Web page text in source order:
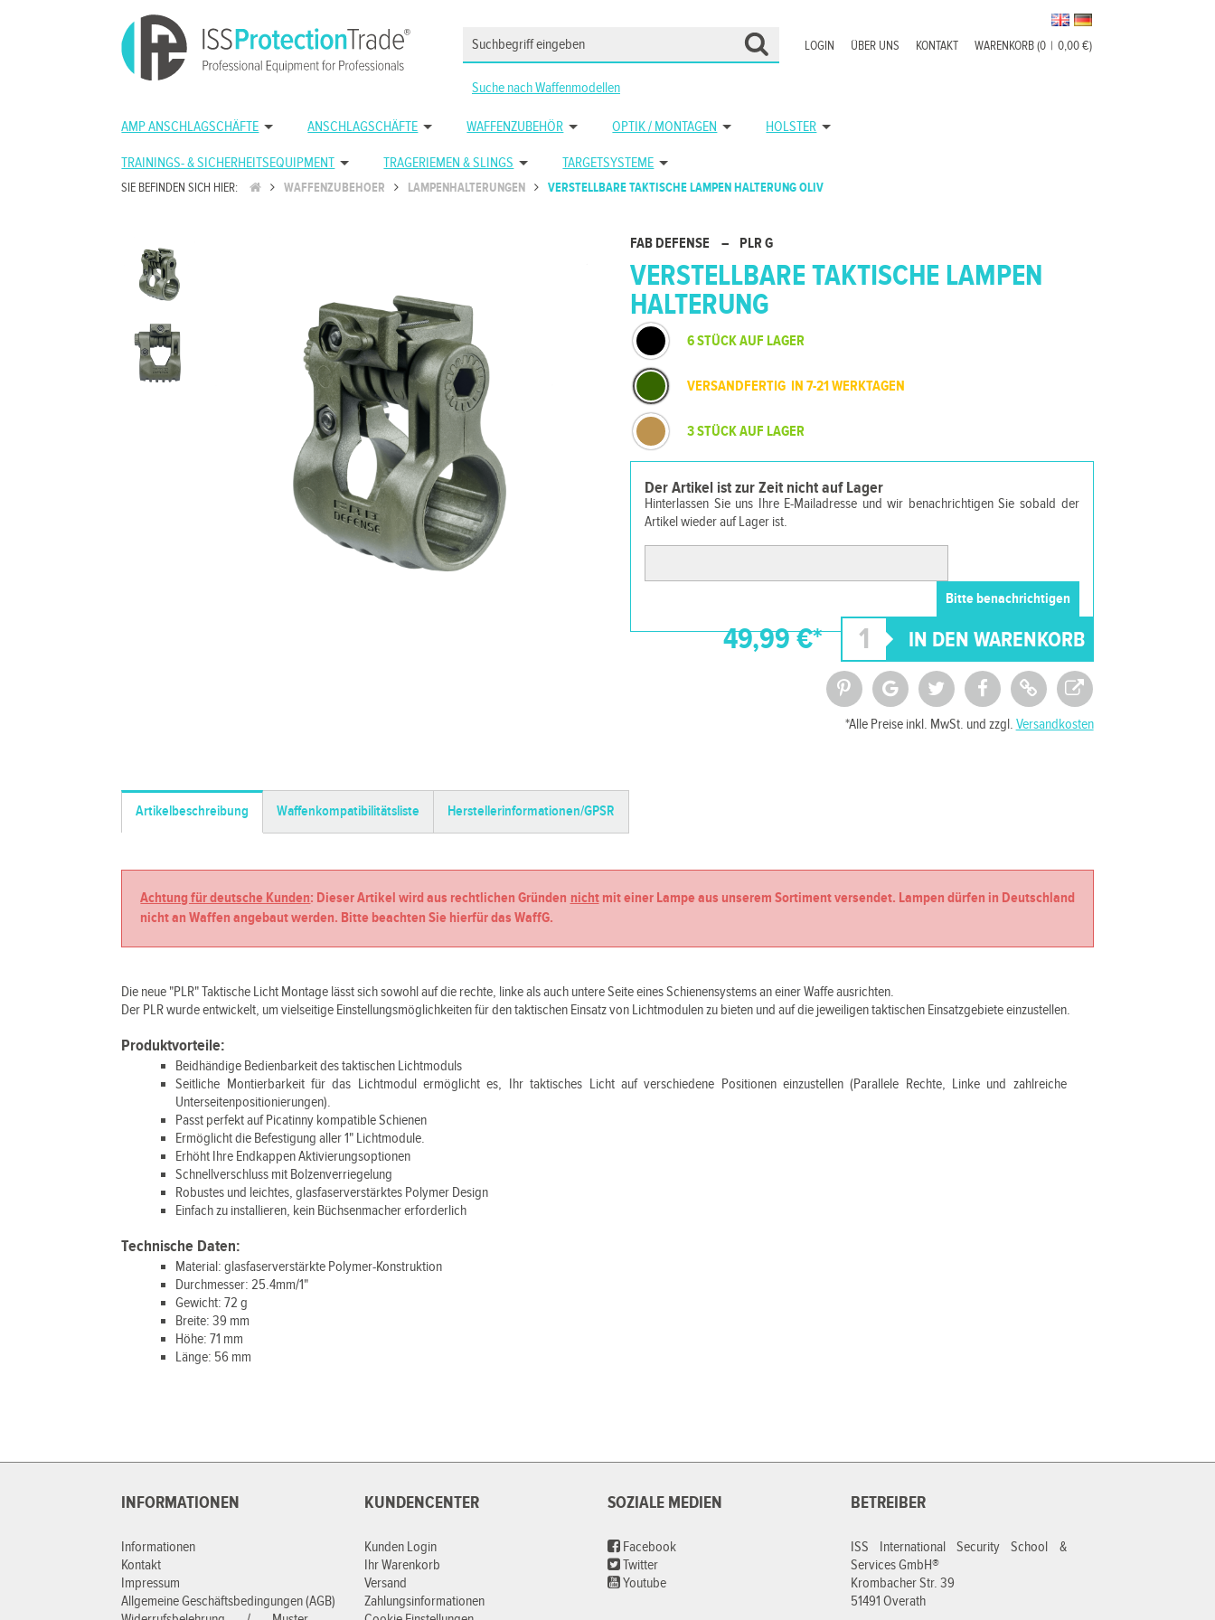
WARENKORB (0 | 0,00 €)
KONTAKT
ÜBER UNS
LOGIN
Suche nach Waffenmodellen
AMP ANSCHLAGSCHÄFTE ANSCHLAGSCHÄFTE WAFFENZUBEHÖR OPTIK / MONTAGEN HOLSTER
TRAININGS- & SICHERHEITSEQUIPMENT TRAGERIEMEN & SLINGS TARGETSYSTEME
SIE BEFINDEN SICH HIER: WAFFENZUBEHOER LAMPENHALTERUNGEN VERSTELLBARE TAKTISCHE LAMPEN HALTERUNG OLIV
FAB DEFENSE – PLR G
VERSTELLBARE TAKTISCHE LAMPEN
HALTERUNG
6 STÜCK AUF LAGER
VERSANDFERTIG IN 7-21 WERKTAGEN
3 STÜCK AUF LAGER
Der Artikel ist zur Zeit nicht auf Lager
Hinterlassen Sie uns Ihre E-Mailadresse und wir benachrichtigen Sie sobald der
Artikel wieder auf Lager ist.
49,99 €*
*Alle Preise inkl. MwSt. und zzgl. Versandkosten
Artikelbeschreibung Waffenkompatibilitätsliste Herstellerinformationen/GPSR
Achtung für deutsche Kunden: Dieser Artikel wird aus rechtlichen Gründen nichtmit einer Lampe aus unserem Sortiment versendet. Lampen dürfen in Deutschland
nicht an Waffen angebaut werden. Bitte beachten Sie hierfür das WaffG.
Die neue "PLR" Taktische Licht Montage lässt sich sowohl auf die rechte, linke als auch untere Seite eines Schienensystems an einer Waffe ausrichten.
Der PLR wurde entwickelt, um vielseitige Einstellungsmöglichkeiten für den taktischen Einsatz von Lichtmodulen zu bieten und auf die jeweiligen taktischen Einsatzgebiete einzustellen.
Produktvorteile:
Beidhändige Bedienbarkeit des taktischen Lichtmoduls
Seitliche Montierbarkeit für das Lichtmodul ermöglicht es, Ihr taktisches Licht auf verschiedene Positionen einzustellen (Parallele Rechte, Linke und zahlreiche
Unterseitenpositionierungen).
Passt perfekt auf Picatinny kompatible Schienen
Ermöglicht die Befestigung aller 1" Lichtmodule.
Erhöht Ihre Endkappen Aktivierungsoptionen
Schnellverschluss mit Bolzenverriegelung
Robustes und leichtes, glasfaserverstärktes Polymer Design
Einfach zu installieren, kein Büchsenmacher erforderlich
Technische Daten:
Material: glasfaserverstärkte Polymer-Konstruktion
Durchmesser: 25.4mm/1"
Gewicht: 72 g
Breite: 39 mm
Höhe: 71 mm
Länge: 56 mm
INFORMATIONEN
Informationen
Kontakt
Impressum
Allgemeine Geschäftsbedingungen (AGB)
KUNDENCENTER
Kunden Login
Ihr Warenkorb
Versand
Zahlungsinformationen
SOZIALE MEDIEN
Facebook
Twitter
Youtube
BETREIBER
ISS International Security School &
Services GmbH®
Krombacher Str. 39
51491 Overath